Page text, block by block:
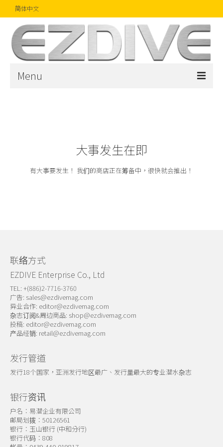
简体中文
Menu
精品
大事发生在即
有大事要发生！ 我们的商店正在筹备中，很快就会推出！
联络方式
EZDIVE Enterprise Co., Ltd
TEL: +(886)2-7716-3760
广告: sales@ezdivemag.com
异业合作: editor@ezdivemag.com
杂志订阅&周边商品: shop@ezdivemag.com
投稿: editor@ezdivemag.com
产品经销: retail@ezdivemag.com
发行管道
发行18个国家，亚洲发行地区最广、发行量最大的专业潜水杂志
银行资讯
户名：易潜企业有限公司
邮局划拨：50126561
银行：玉山银行 (中和分行)
银行代码：808